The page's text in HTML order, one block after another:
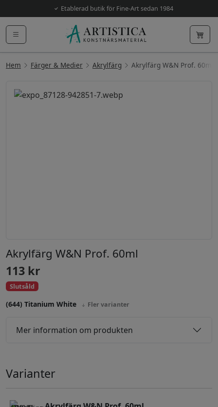
Etablerad butik för Fine-Art sedan 1984
Hem Färger & Medier Akrylfärg Akrylfärg W&N Prof. 60ml
Akrylfärg W&N Prof. 60ml
113 kr
Slutsåld
(644) Titanium White Fler varianter
Mer information om produkten
Varianter